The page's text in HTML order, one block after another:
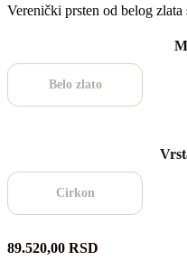
Verenički prsten od belog
Belo zlato
Cirkon
89.520,00 RSD